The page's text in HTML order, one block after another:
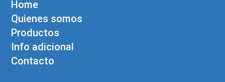
Home
Quienes somos
Productos
Info adicional
Contacto